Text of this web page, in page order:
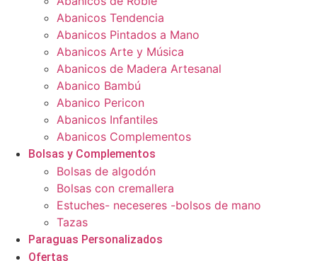
Abanicos Tendencia
Abanicos Pintados a Mano
Abanicos Arte y Música
Abanicos de Madera Artesanal
Abanico Bambú
Abanico Pericon
Abanicos Infantiles
Abanicos Complementos
Bolsas y Complementos
Bolsas de algodón
Bolsas con cremallera
Estuches- neceseres -bolsos de mano
Tazas
Paraguas Personalizados
Ofertas